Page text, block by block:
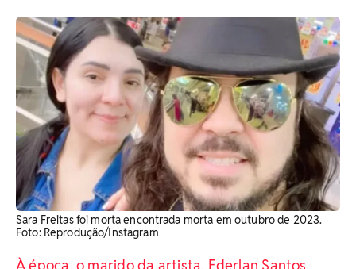
Sara Freitas foi morta encontrada morta em outubro de 2023.
Foto: Reprodução/Instagram